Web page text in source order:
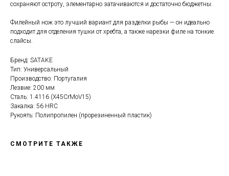
сохраняют остроту, элементарно затачиваются и достаточно бюджетны.
Филейный нож это лучший вариант для разделки рыбы — он идеально
подходит для отделения тушки от хребта, а также нарезки филе на тонкие
слайсы.
Бренд: SATAKE
Тип: Универсальный
Производство: Португалия
Лезвие: 200 мм
Сталь: 1.4116 (X45CrMoV15)
Закалка: 56 HRC
Рукоять: Полипропилен (прорезиненный пластик)
СМОТРИТЕ ТАКЖЕ